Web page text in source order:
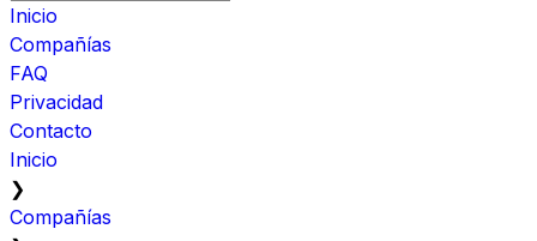
Inicio
Compañías
FAQ
Privacidad
Contacto
Inicio
❯
Compañías